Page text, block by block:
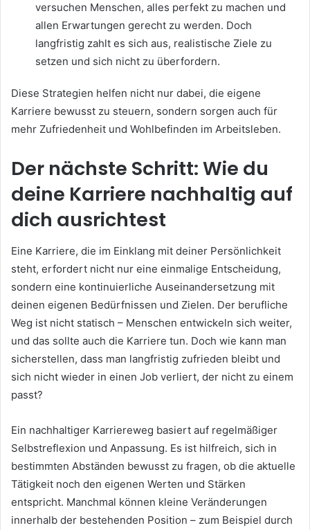
versuchen Menschen, alles perfekt zu machen und
allen Erwartungen gerecht zu werden. Doch
langfristig zahlt es sich aus, realistische Ziele zu
setzen und sich nicht zu überfordern.
Diese Strategien helfen nicht nur dabei, die eigene
Karriere bewusst zu steuern, sondern sorgen auch für
mehr Zufriedenheit und Wohlbefinden im Arbeitsleben.
Der nächste Schritt: Wie du
deine Karriere nachhaltig auf
dich ausrichtest
Eine Karriere, die im Einklang mit deiner Persönlichkeit
steht, erfordert nicht nur eine einmalige Entscheidung,
sondern eine kontinuierliche Auseinandersetzung mit
deinen eigenen Bedürfnissen und Zielen. Der berufliche
Weg ist nicht statisch – Menschen entwickeln sich weiter,
und das sollte auch die Karriere tun. Doch wie kann man
sicherstellen, dass man langfristig zufrieden bleibt und
sich nicht wieder in einen Job verliert, der nicht zu einem
passt?
Ein nachhaltiger Karriereweg basiert auf regelmäßiger
Selbstreflexion und Anpassung. Es ist hilfreich, sich in
bestimmten Abständen bewusst zu fragen, ob die aktuelle
Tätigkeit noch den eigenen Werten und Stärken
entspricht. Manchmal können kleine Veränderungen
innerhalb der bestehenden Position – zum Beispiel durch